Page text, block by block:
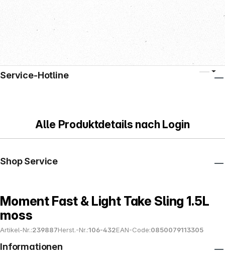
Alle Produktdetails nach Login
Moment Fast & Light Take Sling 1.5L
moss
Artikel-Nr.:239887Herst.-Nr.:106-432EAN-Code:0850079113305
Service-Hotline
Shop Service
Informationen